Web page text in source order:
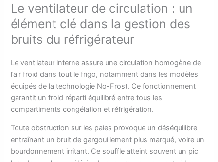
Le ventilateur de circulation : un
élément clé dans la gestion des
bruits du réfrigérateur
Le ventilateur interne assure une circulation homogène de
l’air froid dans tout le frigo, notamment dans les modèles
équipés de la technologie No-Frost. Ce fonctionnement
garantit un froid réparti équilibré entre tous les
compartiments congélation et réfrigération.
Toute obstruction sur les pales provoque un déséquilibre
entraînant un bruit de gargouillement plus marqué, voire un
bourdonnement irritant. Ce souffle atteint souvent un pic